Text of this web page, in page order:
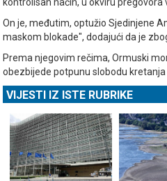
kontrolisan način, u okviru pregovora
On je, međutim, optužio Sjedinjene
maskom blokade", dodajući da je
Prema njegovim rečima, Ormuski
obezbijede potpunu slobodu
VIJESTI IZ ISTE RUBRIKE